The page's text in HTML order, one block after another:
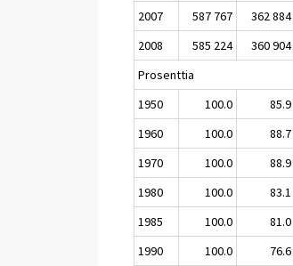
2007
587 767 362 884
2008
585 224 360 904
Prosenttia
1950
100.0 85.9
1960
100.0 88.7
1970
100.0 88.9
1980
100.0 83.1
1985
100.0 81.0
1990
100.0 76.6